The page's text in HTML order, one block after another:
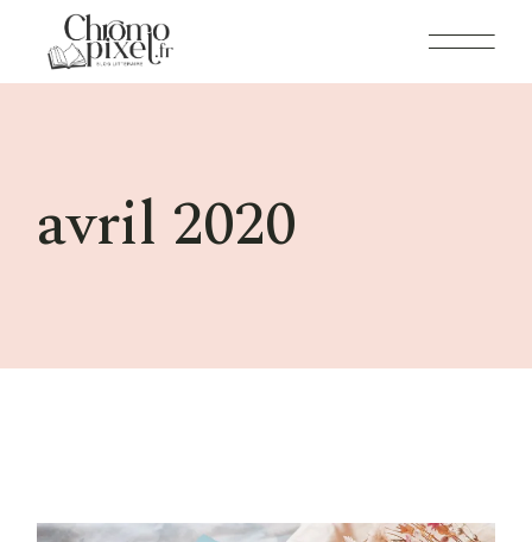
content
avril 2020